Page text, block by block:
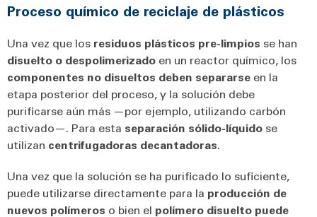
Proceso químico de reciclaje de plásticos
Una vez que los residuos plásticos pre-limpios se han
disuelto o despolimerizado en un reactor químico, los
componentes no disueltos deben separarse en la
etapa posterior del proceso, y la solución debe
purificarse aún más —por ejemplo, utilizando carbón
activado—. Para esta separación sólido-líquido se
utilizan centrifugadoras decantadoras.
Una vez que la solución se ha purificado lo suficiente,
puede utilizarse directamente para la producción de
nuevos polímeros o bien el polímero disuelto puede